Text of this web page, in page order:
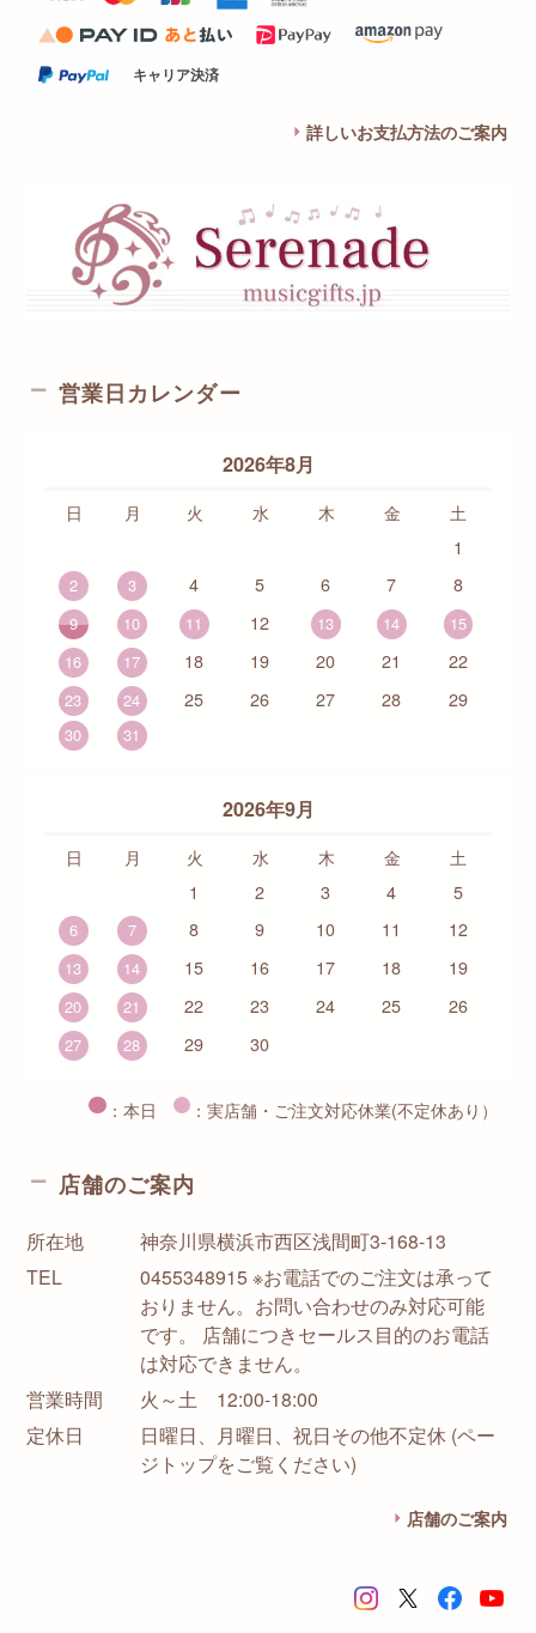
キャリア決済
詳しいお支払方法のご案内
営業日カレンダー
2026年8月
日 月 火 水 木 金
土
1
2 3 4 5 6 7 8
9 10 11 12 13 14
15
16
17 18 19 20 21 22
23 24 25 26 27 28 29
30 31
2026年9月
日 月 火 水 木 金
土
1
2 3 4 5
6 7 8 9 10 11 12
13 14 15 16 17 18 19
20 21 22 23 24 25 26
27 28 29 30
：本日 ：実店舗・ご注文対応休業(不定休あり）
店舗のご案内
所在地
神奈川県横浜市西区浅間町3-168-13
TEL
0455348915 ※お電話でのご注文は承って
おりません。お問い合わせのみ対応可能
です。 店舗につきセールス目的のお電話
は対応できません。
営業時間
火～土 12:00-18:00
定休日
日曜日、月曜日、祝日その他不定休 (ペー
ジトップをご覧ください)
店舗のご案内